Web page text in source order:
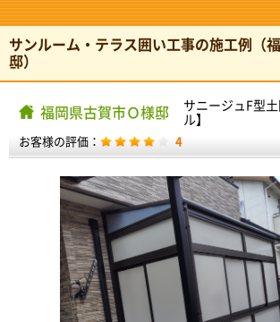
サンルーム・テラス囲い工事の施工例（
邸）
福岡県古賀市Ｏ様邸
サニージュF型
ル】
お客様の評価： 4